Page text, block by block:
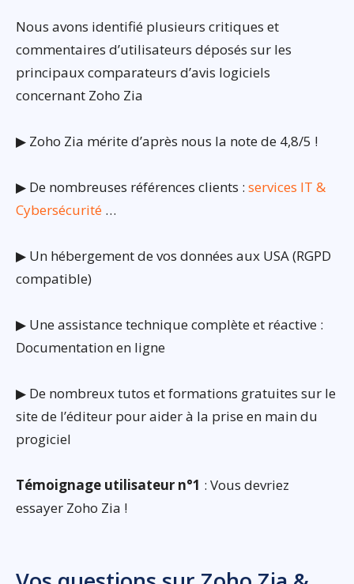
Nous avons identifié plusieurs critiques et
commentaires d’utilisateurs déposés sur les
principaux comparateurs d’avis logiciels
concernant Zoho Zia
▶ Zoho Zia mérite d’après nous la note de 4,8/5 !
▶ De nombreuses références clients : services IT &
Cybersécurité …
▶ Un hébergement de vos données aux USA (RGPD
compatible)
▶ Une assistance technique complète et réactive :
Documentation en ligne
▶ De nombreux tutos et formations gratuites sur le
site de l’éditeur pour aider à la prise en main du
progiciel
Témoignage utilisateur n°1 : Vous devriez
essayer Zoho Zia !